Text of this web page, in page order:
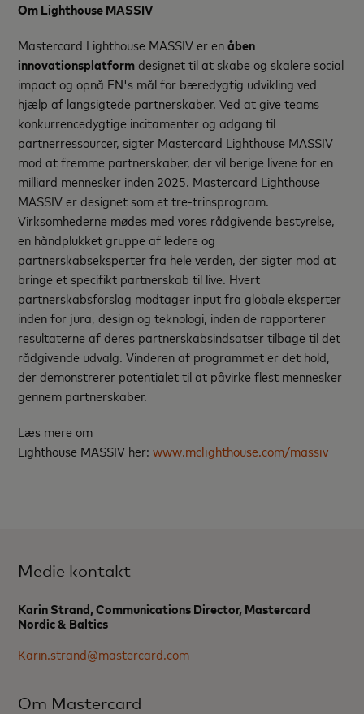
Om Lighthouse MASSIV
Mastercard Lighthouse MASSIV er enåben
innovationsplatformdesignet til at skabe og skalere social
impact og opnå FN's mål for bæredygtig udvikling ved
hjælp af langsigtede partnerskaber. Ved at give teams
konkurrencedygtige incitamenter og adgang til
partnerressourcer, sigter Mastercard Lighthouse MASSIV
mod at fremme partnerskaber, der vil berige livene for en
milliard mennesker inden 2025. Mastercard Lighthouse
MASSIV er designet som et tre-trinsprogram.
Virksomhederne mødes med vores rådgivende bestyrelse,
en håndplukket gruppe af ledere og
partnerskabseksperter fra hele verden, der sigter mod at
bringe et specifikt partnerskab til live. Hvert
partnerskabsforslag modtager input fra globale eksperter
inden for jura, design og teknologi, inden de rapporterer
resultaterne af deres partnerskabsindsatser tilbage til det
rådgivende udvalg. Vinderen af programmet er det hold,
der demonstrerer potentialet til at påvirke flest mennesker
gennem partnerskaber.
Læs mere om
Lighthouse MASSIV her:www.mclighthouse.com/massiv
Medie kontakt
Karin Strand, Communications Director, Mastercard
Nordic & Baltics
Karin.strand@mastercard.com
Om Mastercard